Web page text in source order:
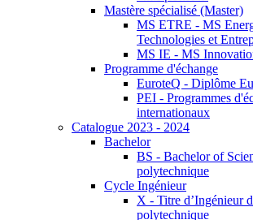
Mastère spécialisé (Master)
MS ETRE - MS
Technologies et
MS IE - MS
Programme d'échange
EuroteQ - Diplôme
PEI - Programmes
internationaux
Catalogue 2023 - 2024
Bachelor
BS - Bachelor of
polytechnique
Cycle Ingénieur
X - Titre d’Ingénieur
polytechnique